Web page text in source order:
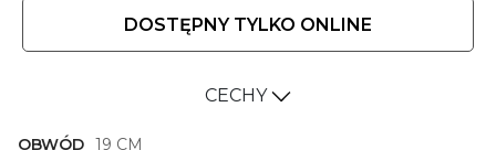
DOSTĘPNY TYLKO ONLINE
CECHY
OBWÓD 19 CM